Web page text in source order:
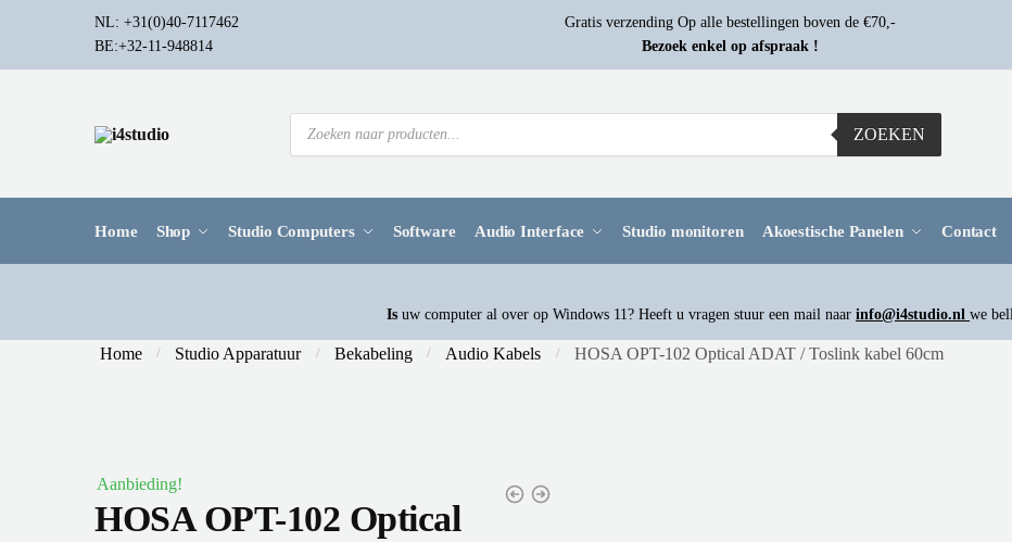
NL: +31(0)40-7117462
BE:+32-11-948814
Gratis verzending Op alle bestellingen boven de €70,-
Bezoek enkel op afspraak !
ZOEKEN
Home Shop Studio Computers Software Audio Interface Studio monitoren Akoestische Panelen Contact
Is uw computer al over op Windows 11? Heeft u vragen stuur een mail naar info@i4studio.nl we
Home / Studio Apparatuur / Bekabeling / Audio Kabels / HOSA OPT-102 Optical ADAT / Toslink kabel 60cm
Aanbieding!
HOSA OPT-102 Optical